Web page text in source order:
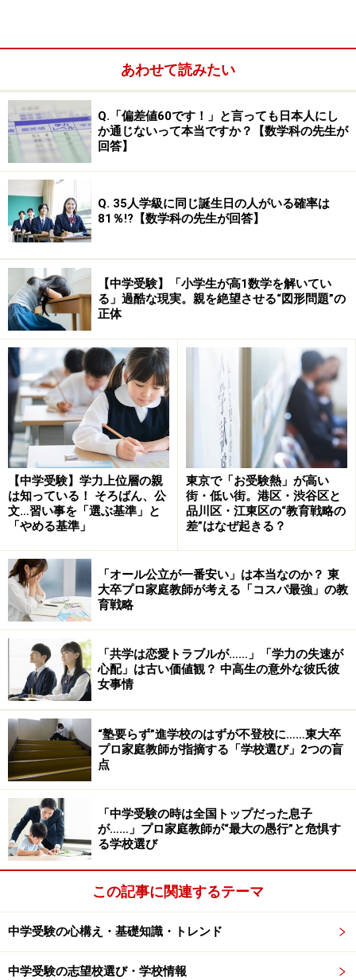
キーワードはケアレスミスをたくさんさせること
ミスに気付ける子に育てるための3つの注意点
うちの子のケアレスミス……どうしたらよい
のでしょう？
さて今回は「算数」です。算数に関して、先輩ママたち
の一番のお悩みは「ケアレスミスがなくならない」とい
うものです。「ケアレスミス」については拙著「ケアレ
スミスをなくせば受験の9割は合格する」という本の中
で詳しく説明をしておりますが、その要因や改善策は理
解できても、いざ実践しようとした時うまくいかないこ
ともあるようです。
「鉄は熱いうちに打て」という言葉もあるように、やは
り幼少期から対策を練っていくのがよいと思います。
実は私自身もケアレスミスの多い子どもでした。しかし
私は、ケアレスミスによる失点をなくすとっておきの秘
策に気づいたのです！それについては、次のページで詳
しくご説明いたします。
キーワードはケアレスミスをたくさんさせ
ること
ミスはさせないようにしたらダメ！どんどんさせてください
おや？タイトルがおかしなことになってますね。打ち込
あわせて読みたい
Q.「偏差値60です！」と言っても日本人にし
か通じないって本当ですか？【数学科の先生が
回答】
Q. 35人学級に同じ誕生日の人がいる確率は
81％!?【数学科の先生が回答】
【中学受験】「小学生が高1数学を解いてい
る」過酷な現実。親を絶望させる“図形問題”の
正体
【中学受験】学力上位層の親
は知っている！ そろばん、公
文…習い事を「選ぶ基準」と
「やめる基準」
東京で「お受験熱」が高い
街・低い街。港区・渋谷区と
品川区・江東区の“教育戦略の
差”はなぜ起きる？
「オール公立が一番安い」は本当なのか？ 東
大卒プロ家庭教師が考える「コスパ最強」の教
育戦略
「共学は恋愛トラブルが……」「学力の失速が
心配」は古い価値観？ 中高生の意外な彼氏彼
女事情
“塾要らず”進学校のはずが不登校に……東大卒
プロ家庭教師が指摘する「学校選び」2つの盲
点
「中学受験の時は全国トップだった息子
が……」プロ家庭教師が“最大の愚行”と危惧す
る学校選び
この記事に関連するテーマ
中学受験の心構え・基礎知識・トレンド
中学受験の志望校選び・学校情報